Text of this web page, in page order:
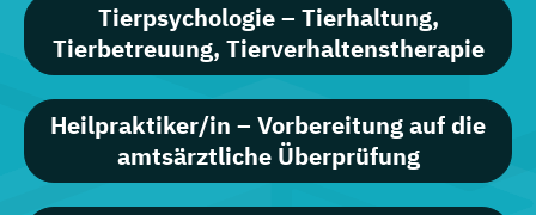
Tierpsychologie – Tierhaltung,
Tierbetreuung, Tierverhaltenstherapie
Heilpraktiker/in – Vorbereitung auf die
amtsärztliche Überprüfung